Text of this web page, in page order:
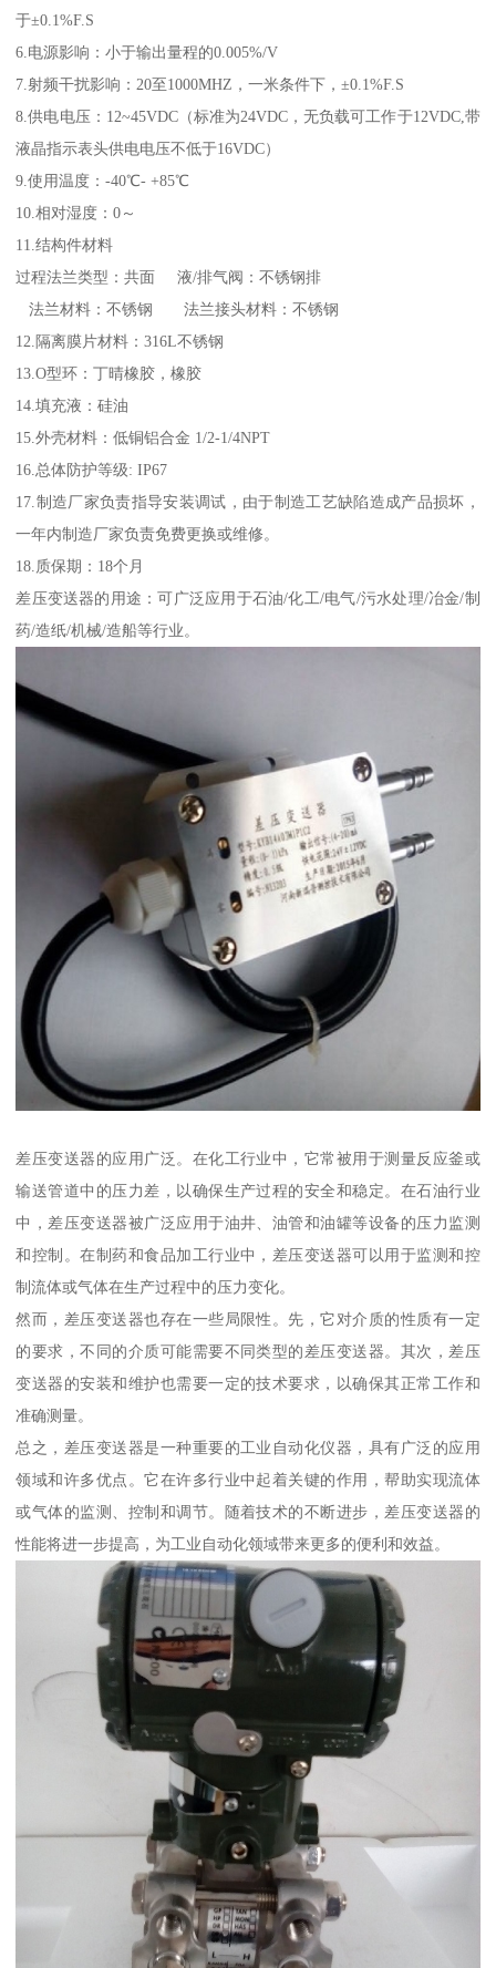
于±0.1%F.S
6.电源影响：小于输出量程的0.005%/V
7.射频干扰影响：20至1000MHZ，一米条件下，±0.1%F.S
8.供电电压：12~45VDC（标准为24VDC，无负载可工作于12VDC,带
液晶指示表头供电电压不低于16VDC）
9.使用温度：-40℃- +85℃
10.相对湿度：0～
11.结构件材料
过程法兰类型：共面 液/排气阀：不锈钢排
法兰材料：不锈钢 法兰接头材料：不锈钢
12.隔离膜片材料：316L不锈钢
13.O型环：丁晴橡胶，橡胶
14.填充液：硅油
15.外壳材料：低铜铝合金 1/2-1/4NPT
16.总体防护等级: IP67
17.制造厂家负责指导安装调试，由于制造工艺缺陷造成产品损坏，
一年内制造厂家负责免费更换或维修。
18.质保期：18个月
差压变送器的用途：可广泛应用于石油/化工/电气/污水处理/冶金/制
药/造纸/机械/造船等行业。
差压变送器的应用广泛。在化工行业中，它常被用于测量反应釜或
输送管道中的压力差，以确保生产过程的安全和稳定。在石油行业
中，差压变送器被广泛应用于油井、油管和油罐等设备的压力监测
和控制。在制药和食品加工行业中，差压变送器可以用于监测和控
制流体或气体在生产过程中的压力变化。
然而，差压变送器也存在一些局限性。先，它对介质的性质有一定
的要求，不同的介质可能需要不同类型的差压变送器。其次，差压
变送器的安装和维护也需要一定的技术要求，以确保其正常工作和
准确测量。
总之，差压变送器是一种重要的工业自动化仪器，具有广泛的应用
领域和许多优点。它在许多行业中起着关键的作用，帮助实现流体
或气体的监测、控制和调节。随着技术的不断进步，差压变送器的
性能将进一步提高，为工业自动化领域带来更多的便利和效益。